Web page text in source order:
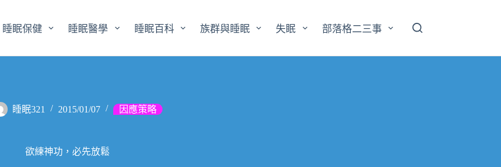
睡眠保健 睡眠醫學 睡眠百科 族群與睡眠 失眠 部落格二三事
睡眠321 2015/01/07 因應策略
欲練神功，必先放鬆